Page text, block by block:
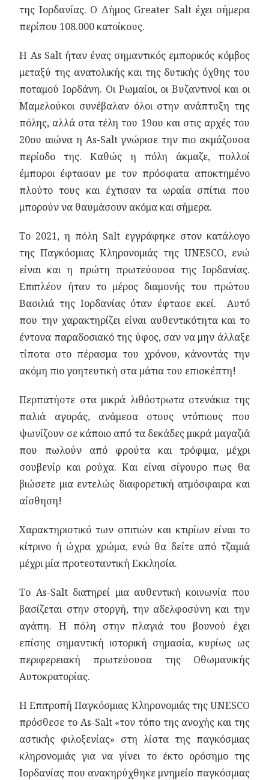
της Ιορδανίας. Ο Δήμος Greater Salt έχει σήμερα
περίπου 108.000 κατοίκους.
Η As Salt ήταν ένας σημαντικός εμπορικός κόμβος
μεταξύ της ανατολικής και της δυτικής όχθης του
ποταμού Ιορδάνη. Οι Ρωμαίοι, οι Βυζαντινοί και οι
Μαμελούκοι συνέβαλαν όλοι στην ανάπτυξη της
πόλης, αλλά στα τέλη του 19ου και στις αρχές του
20ου αιώνα η As-Salt γνώρισε την πιο ακμάζουσα
περίοδο της. Καθώς η πόλη άκμαζε, πολλοί
έμποροι έφτασαν με τον πρόσφατα αποκτημένο
πλούτο τους και έχτισαν τα ωραία σπίτια που
μπορούν να θαυμάσουν ακόμα και σήμερα.
Το 2021, η πόλη Salt εγγράφηκε στον κατάλογο
της Παγκόσμιας Κληρονομιάς της UNESCO, ενώ
είναι και η πρώτη πρωτεύουσα της Ιορδανίας.
Επιπλέον ήταν το μέρος διαμονής του πρώτου
Βασιλιά της Ιορδανίας όταν έφτασε εκεί. Αυτό
που την χαρακτηρίζει είναι αυθεντικότητα και το
έντονα παραδοσιακό της ύφος, σαν να μην άλλαξε
τίποτα στο πέρασμα του χρόνου, κάνοντάς την
ακόμη πιο γοητευτική στα μάτια του επισκέπτη!
Περπατήστε στα μικρά λιθόστρωτα στενάκια της
παλιά αγοράς, ανάμεσα στους ντόπιους που
ψωνίζουν σε κάποιο από τα δεκάδες μικρά μαγαζιά
που πωλούν από φρούτα και τρόφιμα, μέχρι
σουβενίρ και ρούχα. Και είναι σίγουρο πως θα
βιώσετε μια εντελώς διαφορετική ατμόσφαιρα και
αίσθηση!
Χαρακτηριστικό των σπιτιών και κτιρίων είναι το
κίτρινο ή ώχρα χρώμα, ενώ θα δείτε από τζαμιά
μέχρι μία προτεσταντική Εκκλησία.
Το As-Salt διατηρεί μια αυθεντική κοινωνία που
βασίζεται στην στοργή, την αδελφοσύνη και την
αγάπη. Η πόλη στην πλαγιά του βουνού έχει
επίσης σημαντική ιστορική σημασία, κυρίως ως
περιφερειακή πρωτεύουσα της Οθωμανικής
Αυτοκρατορίας.
Η Επιτροπή Παγκόσμιας Κληρονομιάς της UNESCO
πρόσθεσε το As-Salt «τον τόπο της ανοχής και της
αστικής φιλοξενίας» στη λίστα της παγκόσμιας
κληρονομιάς για να γίνει το έκτο ορόσημο της
Ιορδανίας που ανακηρύχθηκε μνημείο παγκόσμιας